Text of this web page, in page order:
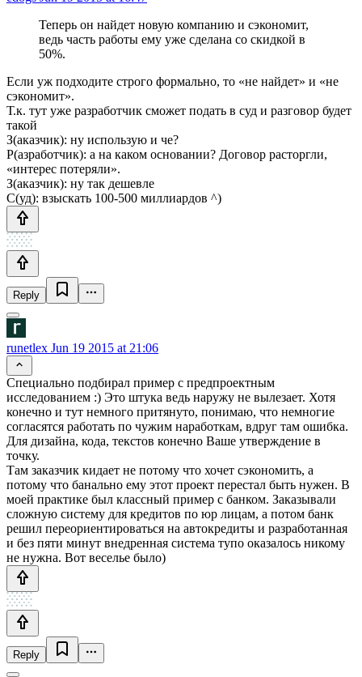
Теперь он найдет новую компанию и сэкономит,
ведь часть работы ему уже сделана со скидкой в
50%.
Если уж подходите строго формально, то «не найдет» и «не
сэкономит».
Т.к. тут уже разработчик сможет подать в суд и разговор будет
такой
З(аказчик): ну использую и че?
Р(азработчик): а на каком основании? Договор расторгли,
«интерес потеряли».
З(аказчик): ну так дешевле
С(уд): взыскать 100-500 миллиардов ^)
Reply
runetlex Jun 19 2015 at 21:06
Специально подбирал пример с предпроектным
исследованием :) Это штука ведь наружу не вылезает. Хотя
конечно и тут немного притянуто, понимаю, что немногие
согласятся работать по чужим наработкам, вдруг там ошибка.
Для дизайна, кода, текстов конечно Ваше утверждение в
точку.
Там заказчик кидает не потому что хочет сэкономить, а
потому что банально ему этот проект перестал быть нужен. В
моей практике был классный пример с банком. Заказывали
сложную систему для кредитов по юр лицам, а потом банк
решил переориентироваться на автокредиты и разработанная
и без пяти минут внедренная система тупо оказалось никому
не нужна. Вот веселье было)
Reply